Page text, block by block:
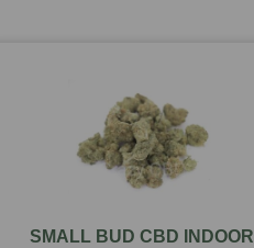
SMALL BUD CBD INDOOR